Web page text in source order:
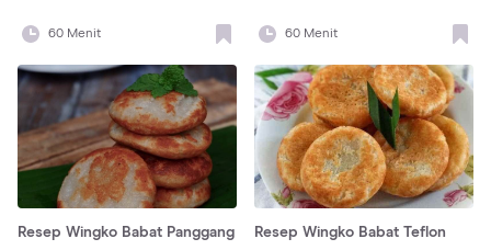
60 Menit 60 Menit
Resep Wingko Babat Panggang Resep Wingko Babat Teflon